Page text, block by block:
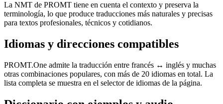
La NMT de PROMT tiene en cuenta el contexto y preserva la
terminología, lo que produce traducciones más naturales y precisas
para textos profesionales, técnicos y cotidianos.
Idiomas y direcciones compatibles
PROMT.One admite la traducción entre francés ↔ inglés y muchas
otras combinaciones populares, con más de 20 idiomas en total. La
lista completa se muestra en el selector de idiomas de la página.